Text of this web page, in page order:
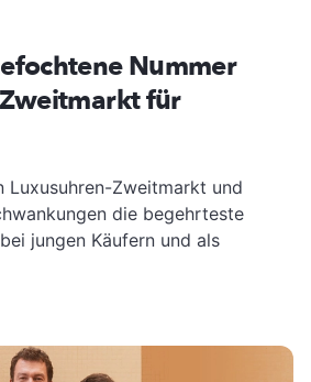
Nummer
für
Luxusuhren-Zweitmarkt und
die begehrteste
jungen Käufern und als